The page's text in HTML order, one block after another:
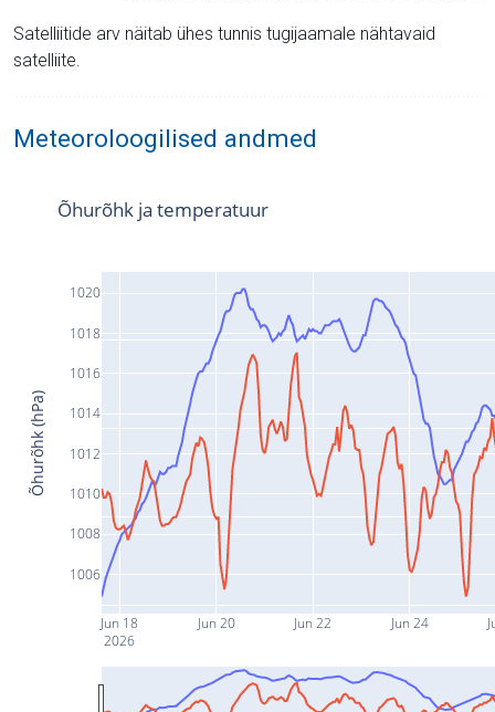
Satelliitide arv näitab ühes tunnis tugijaamale nähtavaid
satelliite.
Meteoroloogilised andmed
Jun 18
2026
Jun 20 Jun 22 Jun 24
1006
1008
1010
1012
1014
1016
1018
1020
Õhurõhk ja temperatuur
Õhurõhk (hPa)